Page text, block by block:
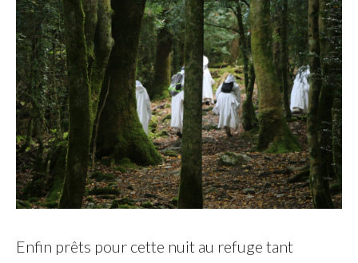
Enfin prêts pour cette nuit au refuge tant